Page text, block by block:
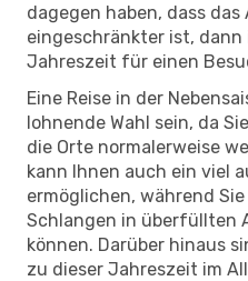
dagegen haben, dass
eingeschränkter ist,
Jahreszeit für einen
Eine Reise in der
lohnende Wahl sein, da
die Orte normalerweise
kann Ihnen auch ein viel
ermöglichen, während
Schlangen in überfüllten
können. Darüber hinaus
zu dieser Jahreszeit im